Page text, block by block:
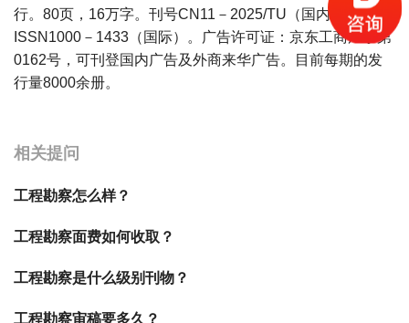
行。80页，16万字。刊号CN11－2025/TU（国内）、
ISSN1000－1433（国际）。广告许可证：京东工商广字第
0162号，可刊登国内广告及外商来华广告。目前每期的发
行量8000余册。
相关提问
工程勘察怎么样？
工程勘察面费如何收取？
工程勘察是什么级别刊物？
工程勘察审稿要多久？